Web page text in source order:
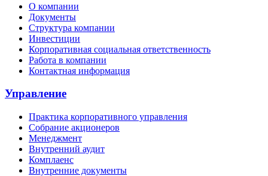
О компании
Документы
Структура компании
Инвестиции
Корпоративная социальная ответственность
Работа в компании
Контактная информация
Управление
Практика корпоративного управления
Собрание акционеров
Менеджмент
Внутренний аудит
Комплаенс
Внутренние документы